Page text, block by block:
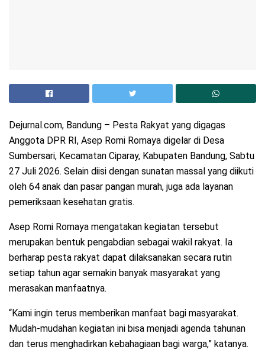
Dejurnal.com, Bandung – Pesta Rakyat yang digagas
Anggota DPR RI, Asep Romi Romaya digelar di Desa
Sumbersari, Kecamatan Ciparay, Kabupaten Bandung, Sabtu
27 Juli 2026. Selain diisi dengan sunatan massal yang diikuti
oleh 64 anak dan pasar pangan murah, juga ada layanan
pemeriksaan kesehatan gratis.
Asep Romi Romaya mengatakan kegiatan tersebut
merupakan bentuk pengabdian sebagai wakil rakyat. Ia
berharap pesta rakyat dapat dilaksanakan secara rutin
setiap tahun agar semakin banyak masyarakat yang
merasakan manfaatnya.
“Kami ingin terus memberikan manfaat bagi masyarakat.
Mudah-mudahan kegiatan ini bisa menjadi agenda tahunan
dan terus menghadirkan kebahagiaan bagi warga,” katanya.